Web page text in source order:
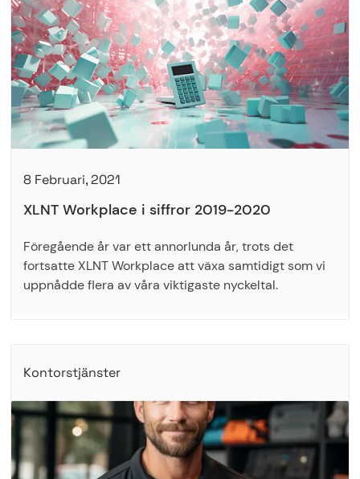
8 Februari, 2021
XLNT Workplace i siffror 2019-2020
Föregående år var ett annorlunda år, trots det
fortsatte XLNT Workplace att växa samtidigt som vi
uppnådde flera av våra viktigaste nyckeltal.
Kontorstjänster